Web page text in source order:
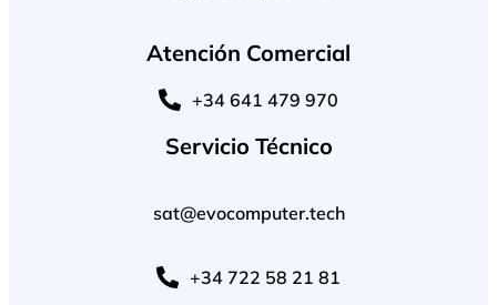
Atención Comercial
+34 641 479 970
Servicio Técnico
sat@evocomputer.tech
+34 722 58 21 81